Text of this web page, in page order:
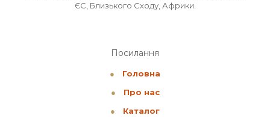
ЄС, Близького Сходу, Африки.
Посилання
●
Головна
●
Про нас
●
Каталог